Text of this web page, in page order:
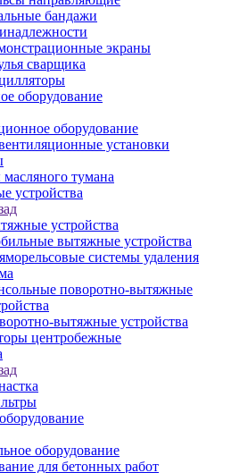
бандажи
экраны
сварщика
оборудование
оборудование
установки
тумана
устройства
устройства
вытяжные устройства
системы удаления
поворотно-вытяжные
вытяжные устройства
центробежные
оборудование
для бетонных работ